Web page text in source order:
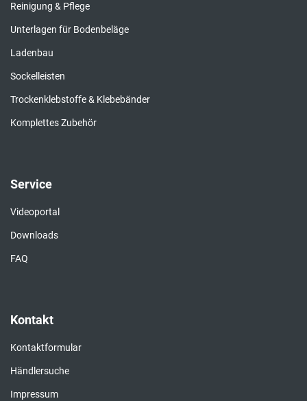
Reinigung & Pflege
Unterlagen für Bodenbeläge
Ladenbau
Sockelleisten
Trockenklebstoffe & Klebebänder
Komplettes Zubehör
Service
Videoportal
Downloads
FAQ
Kontakt
Kontaktformular
Händlersuche
Impressum